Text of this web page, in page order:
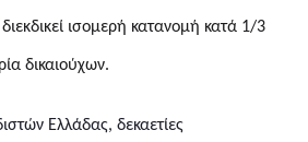
ισομερή κατανομή κατά 1/3
δικαιούχων.
Ελλάδας, δεκαετίες